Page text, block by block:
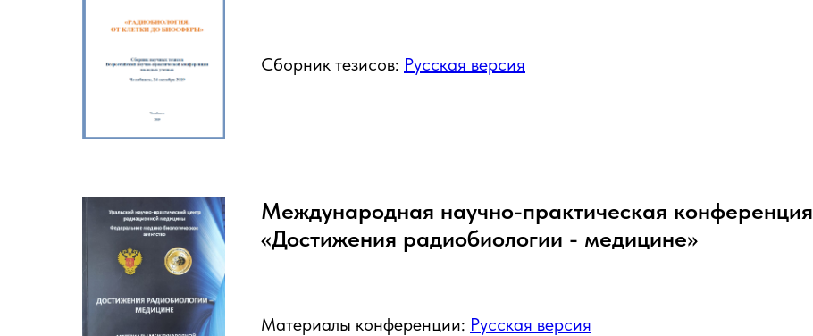
Сборник тезисов: Русская версия
Международная научно-практическая конференция
«Достижения радиобиологии - медицине»
Материалы конференции: Русская версия